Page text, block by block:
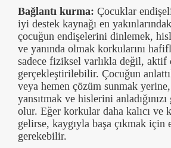
Bağlantı kurma: Çocuklar
iyi destek kaynağı en
çocuğun endişelerini dinlemek,
ve yanında olmak korkularını
sadece fiziksel varlıkla değil, aktif
gerçekleştirilebilir. Çocuğun
veya hemen çözüm sunmak yerine,
yansıtmak ve hislerini
olur. Eğer korkular daha kalıcı ve
gelirse, kaygıyla başa çıkmak için
gerekebilir.